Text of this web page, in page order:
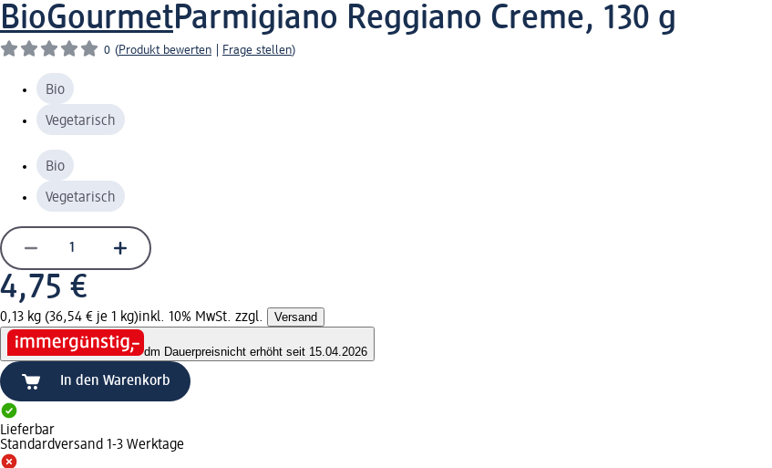
BioGourmetParmigiano Reggiano Creme, 130 g
0 (Produkt bewerten Frage stellen)
Bio
Vegetarisch
Bio
Vegetarisch
4,75 €
0,13 kg (36,54 € je 1 kg)inkl. 10% MwSt. zzgl. Versand
dm Dauerpreisnicht erhöht seit 15.04.2026
In den Warenkorb
Lieferbar
Standardversand 1-3 Werktage